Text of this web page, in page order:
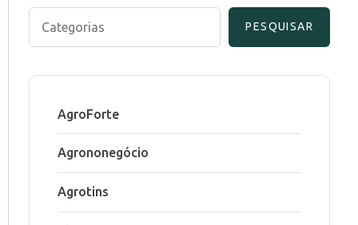
PESQUISAR
AgroForte
Agrononegócio
Agrotins